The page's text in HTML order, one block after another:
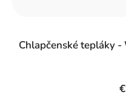
Chlapčenské tepláky